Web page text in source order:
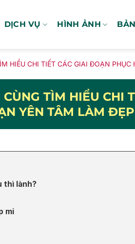
DỊCH VỤ HÌNH ẢNH
HIỂU CHI TIẾT CÁC GIAI ĐOẠN
TÌM HIỂU CHI
YÊN TÂM LÀM ĐẸP
thì lành?
mi